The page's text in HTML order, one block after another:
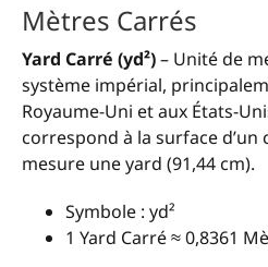
Mètres Carrés
Yard Carré (yd²)– Unité de
système impérial,
Royaume-Uni et aux États-
correspond à la surface
mesure une yard (91,44 cm).
Symbole : yd²
1 Yard Carré ≈ 0,8361